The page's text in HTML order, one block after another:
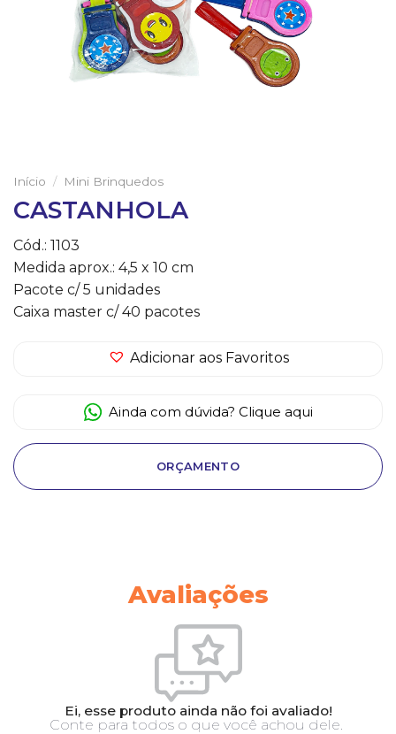
Início / Mini Brinquedos
CASTANHOLA
Cód.: 1103
Medida aprox.: 4,5 x 10 cm
Pacote c/ 5 unidades
Caixa master c/ 40 pacotes
Adicionar aos Favoritos
Ainda com dúvida? Clique aqui
ORÇAMENTO
Avaliações
Ei, esse produto ainda não foi avaliado!
Conte para todos o que você achou dele.